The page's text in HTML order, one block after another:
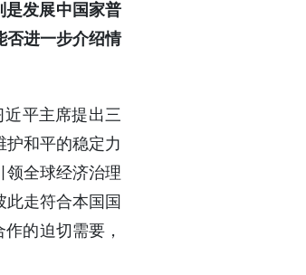
是发展中国家普
否进一步介绍情
近平主席提出三
护和平的稳定力
领全球经济治理
走符合本国国
的迫切需要，